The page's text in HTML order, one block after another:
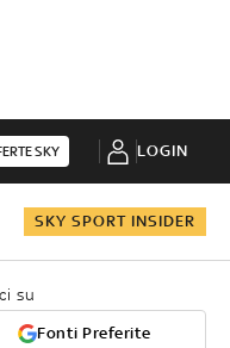
SKY LOGIN
SKY SPORT INSIDER
su
Fonti Preferite